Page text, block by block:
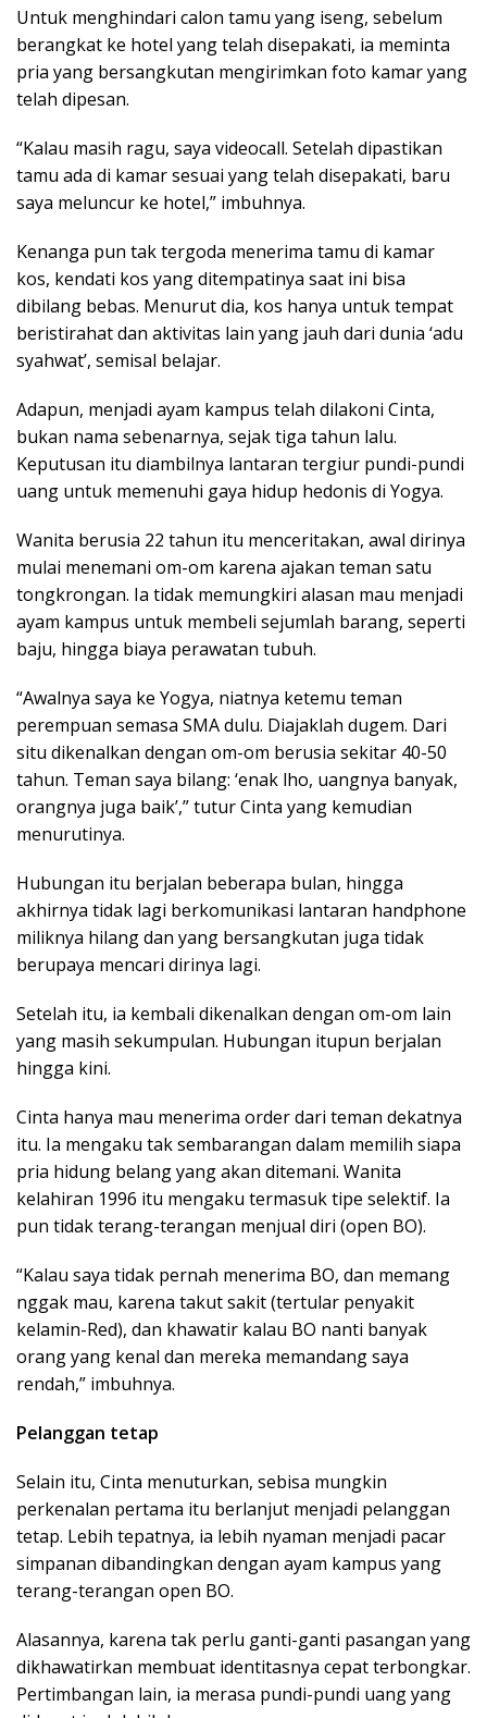
Untuk menghindari calon ‎tamu yang iseng, sebelum
berangkat ke hotel yang telah disepakati, ia meminta
pria yang bersangkutan mengirimkan foto kamar yang
telah dipesan.
“Kalau masih ragu, saya videocall. Setelah dipastikan
tamu ada di kamar sesuai yang telah disepakati, baru
saya meluncur ke hotel,” imbuhnya.
Kenanga pun tak tergoda menerima tamu di kamar
kos, kendati kos yang ditempatinya saat ini bisa
dibilang bebas. Menurut dia, kos hanya untuk tempat
beristirahat dan aktivitas lain yang jauh dari dunia ‘adu
syahwat’, semisal belajar.
Adapun, menjadi ayam kampus telah dilakoni Cinta,
bukan nama sebenarnya, sejak tiga tahun lalu.
Keputusan itu diambilnya lantaran tergiur pundi-pundi
uang untuk memenuhi gaya hidup hedonis di Yogya.
Wanita berusia 22 tahun itu menceritakan, awal dirinya
mulai menemani om-om karena ajakan teman satu
tongkrongan. Ia tidak memungkiri alasan mau menjadi
ayam kampus untuk membeli sejumlah barang, seperti
baju, hingga biaya perawatan tubuh.
“Awalnya saya ke Yogya, niatnya ketemu teman
perempuan semasa SMA dulu. Diajaklah dugem. Dari
situ dikenalkan dengan om-om berusia sekitar 40-50
tahun. Teman saya bilang: ‘enak lho, uangnya banyak,
orangnya juga baik’,” tutur Cinta yang kemudian
menurutinya.
Hubungan itu berjalan beberapa bulan, hingga
akhirnya tidak lagi berkomunikasi lantaran handphone
miliknya hilang dan yang bersangkutan juga tidak
berupaya mencari dirinya lagi.
Setelah itu, ia kembali dikenalkan dengan om-om lain
yang masih sekumpulan. Hubungan itupun berjalan
hingga kini.
Cinta hanya mau menerima order dari teman dekatnya
itu. Ia mengaku tak sembarangan dalam memilih siapa
pria hidung belang yang akan ditemani. Wanita
kelahiran 1996 itu mengaku termasuk tipe selektif. Ia
pun tidak terang-terangan menjual diri (open BO).
“Kalau saya tidak pernah menerima BO, dan memang
nggak mau, karena takut sakit (tertular penyakit
kelamin-Red), dan khawatir kalau BO nanti banyak
orang yang kenal dan mereka memandang saya
rendah,” imbuhnya.
Pelanggan tetap
Selain itu, Cinta menuturkan, sebisa mungkin
perkenalan pertama itu berlanjut menjadi pelanggan
tetap. Lebih tepatnya, ia lebih nyaman menjadi pacar
simpanan dibandingkan dengan ayam kampus yang
terang-terangan open BO.
Alasannya, karena tak perlu ganti-ganti pasangan yang
dikhawatirkan membuat identitasnya cepat terbongkar.
Pertimbangan lain, ia merasa pundi-pundi uang yang